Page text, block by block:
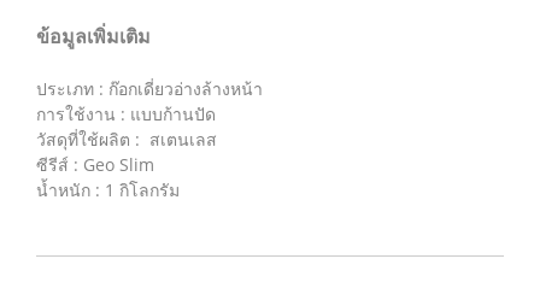
ข้อมูลเพิ่มเติม
ประเภท : ก๊อกเดี่ยวอ่างล้างหน้า
การใช้งาน : แบบก้านปัด
วัสดุที่ใช้ผลิต : สเตนเลส
ซีรีส์ : Geo Slim
น้ำหนัก : 1 กิโลกรัม